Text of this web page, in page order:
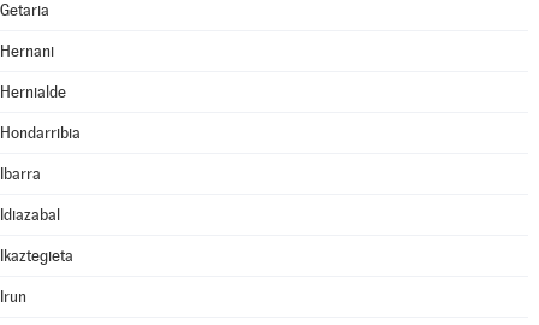
Getaria
Hernani
Hernialde
Hondarribia
Ibarra
Idiazabal
Ikaztegieta
Irun